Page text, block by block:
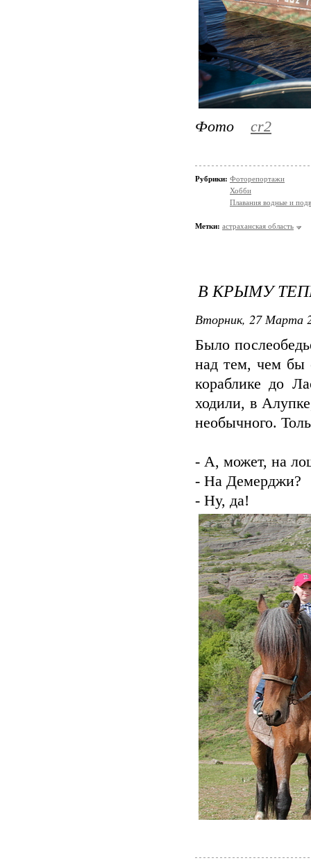
Фото cr2
Рубрики: Фоторепортажи
Хобби
Плавания водные и
Метки: астраханская область
В КРЫМУ
Вторник, 27 Марта
Было
над тем, чем бы
кораблике до
ходили, в
необычного.
- А, может, на
- На Демерджи?
- Ну, да!